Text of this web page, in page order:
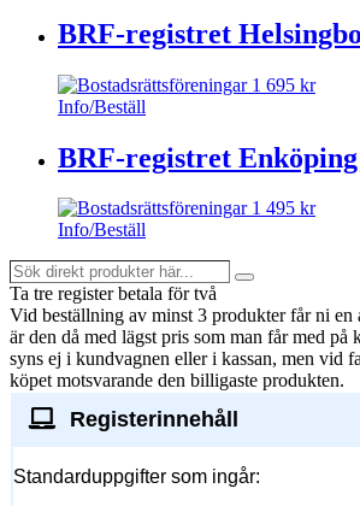
BRF-registret
1 695 kr
Info/Beställ
BRF-registret Enköping
1 495 kr
Info/Beställ
Sök
direkt
produkter
här...
Search
Ta tre register betala för två
Vid beställning av minst 3 produkter får ni en
är den då med lägst pris som man får med på
syns ej i kundvagnen eller i kassan, men vid
köpet motsvarande den billigaste produkten.
Registerinnehåll
Standarduppgifter som ingår: